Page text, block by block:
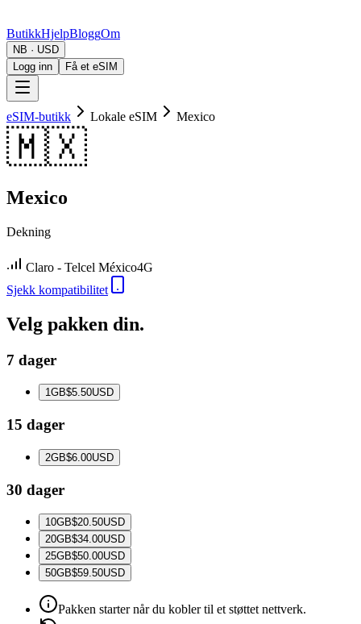
ButikkHjelpBloggOm
NB · USD
Logg inn
Få et eSIM
eSIM-butikk Lokale eSIM Mexico
🇲🇽
Mexico
Dekning
Claro - Telcel México4G
Sjekk kompatibilitet
Velg pakken din.
7 dager
1GB$5.50USD
15 dager
2GB$6.00USD
30 dager
10GB$20.50USD
20GB$34.00USD
25GB$50.00USD
50GB$59.50USD
Pakken starter når du kobler til et støttet nettverk.